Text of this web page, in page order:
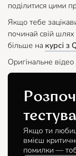
поділитися цими
Якщо тебе
починай свій
більше на курсі з
Оригінальне
Якщо ти
вмієш
помилки —